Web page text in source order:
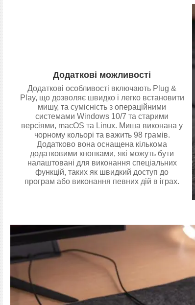
Додаткові можливості
Додаткові особливості включають Plug &
Play, що дозволяє швидко і легко встановити
мишу, та сумісність з операційними
системами Windows 10/7 та старими
версіями, macOS та Linux. Миша виконана у
чорному кольорі та важить 98 грамів.
Додатково вона оснащена кількома
додатковими кнопками, які можуть бути
налаштовані для виконання спеціальних
функцій, таких як швидкий доступ до
програм або виконання певних дій в іграх.